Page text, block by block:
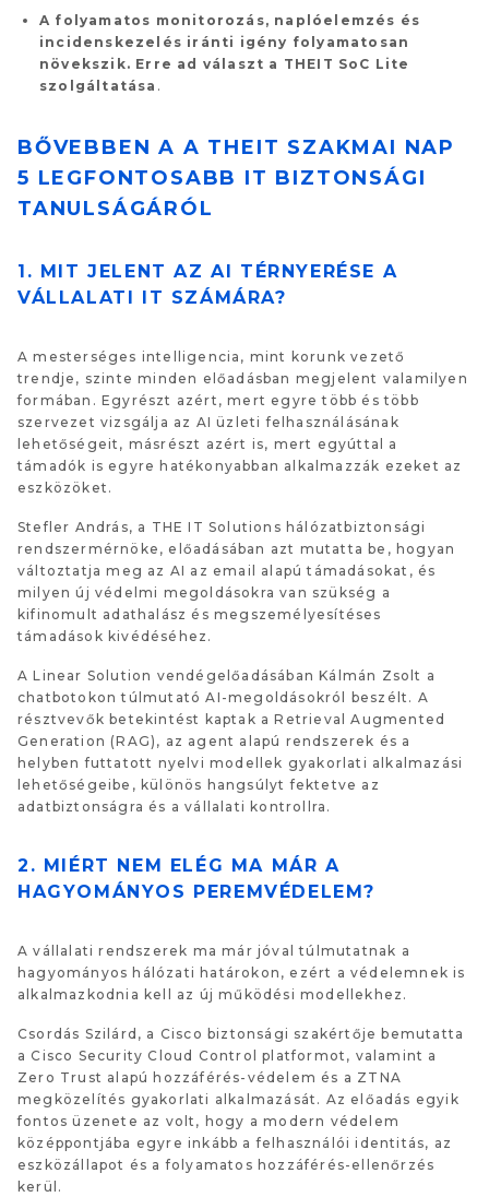
A folyamatos monitorozás, naplóelemzés és
incidenskezelés iránti igény folyamatosan
növekszik. Erre ad választ a THEIT SoC Lite
szolgáltatása .
BŐVEBBEN A A THEIT SZAKMAI NAP
5 LEGFONTOSABB IT BIZTONSÁGI
TANULSÁGÁRÓL
1. MIT JELENT AZ AI TÉRNYERÉSE A
VÁLLALATI IT SZÁMÁRA?
A mesterséges intelligencia, mint korunk vezető
trendje, szinte minden előadásban megjelent valamilyen
formában. Egyrészt azért, mert egyre több és több
szervezet vizsgálja az AI üzleti felhasználásának
lehetőségeit, másrészt azért is, mert egyúttal a
támadók is egyre hatékonyabban alkalmazzák ezeket az
eszközöket.
Stefler András, a THE IT Solutions hálózatbiztonsági
rendszermérnöke, előadásában azt mutatta be, hogyan
változtatja meg az AI az email alapú támadásokat, és
milyen új védelmi megoldásokra van szükség a
kifinomult adathalász és megszemélyesítéses
támadások kivédéséhez.
A Linear Solution vendégelőadásában Kálmán Zsolt a
chatbotokon túlmutató AI-megoldásokról beszélt. A
résztvevők betekintést kaptak a Retrieval Augmented
Generation (RAG), az agent alapú rendszerek és a
helyben futtatott nyelvi modellek gyakorlati alkalmazási
lehetőségeibe, különös hangsúlyt fektetve az
adatbiztonságra és a vállalati kontrollra.
2. MIÉRT NEM ELÉG MA MÁR A
HAGYOMÁNYOS PEREMVÉDELEM?
A vállalati rendszerek ma már jóval túlmutatnak a
hagyományos hálózati határokon, ezért a védelemnek is
alkalmazkodnia kell az új működési modellekhez.
Csordás Szilárd, a Cisco biztonsági szakértője bemutatta
a Cisco Security Cloud Control platformot, valamint a
Zero Trust alapú hozzáférés-védelem és a ZTNA
megközelítés gyakorlati alkalmazását. Az előadás egyik
fontos üzenete az volt, hogy a modern védelem
középpontjába egyre inkább a felhasználói identitás, az
eszközállapot és a folyamatos hozzáférés-ellenőrzés
kerül.